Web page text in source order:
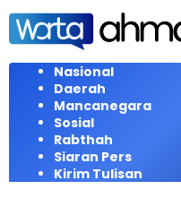
Langsung
konten
Nasional
Daerah
Mancanegara
Sosial
Rabthah
Siaran Pers
Kirim Tulisan